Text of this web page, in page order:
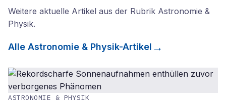
Weitere aktuelle Artikel aus der Rubrik Astronomie &
Physik.
Alle Astronomie & Physik-Artikel
ASTRONOMIE & PHYSIK